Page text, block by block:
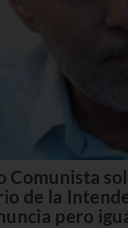
Comunista
de la
pero